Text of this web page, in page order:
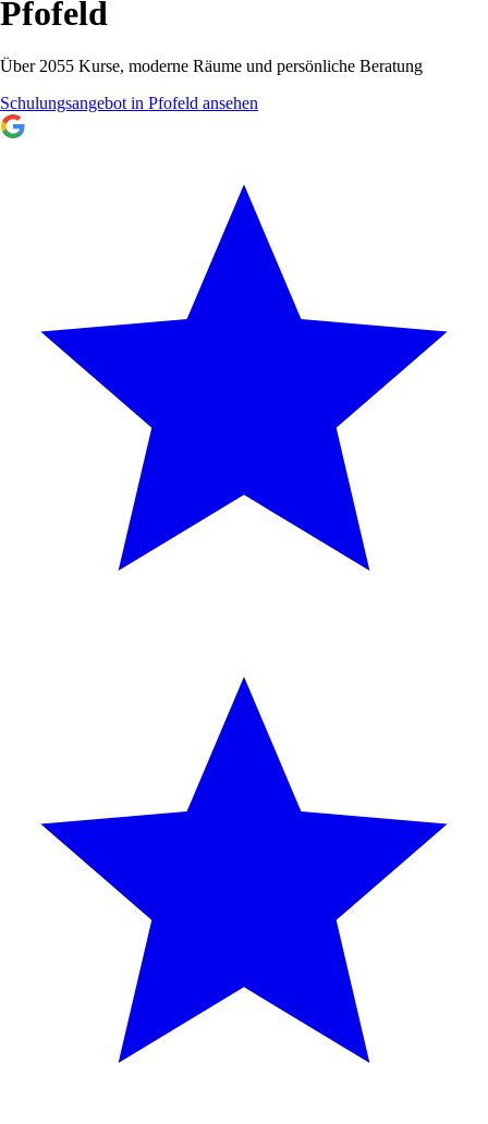
Pfofeld
Über 2055 Kurse, moderne Räume und persönliche Beratung
Schulungsangebot in Pfofeld ansehen